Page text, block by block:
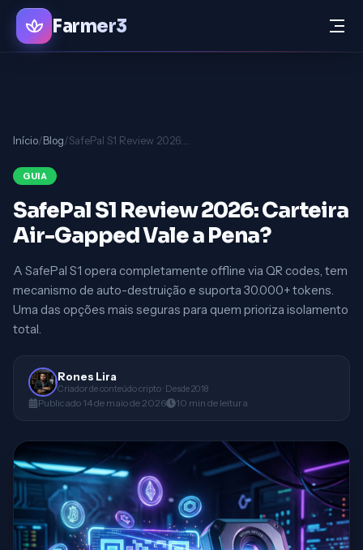
Farmer3
Início/Blog/
GUIA
SafePal S1 Review 2026: Carteira
Air-Gapped Vale a Pena?
A SafePal S1 opera completamente offline via QR codes, tem
mecanismo de auto-destruição e suporta 30.000+ tokens.
Uma das opções mais seguras para quem prioriza isolamento
total.
Rones Lira
Criador de conteúdo cripto · Desde 2018
Publicado 14 de maio de 2026 10 min de leitura